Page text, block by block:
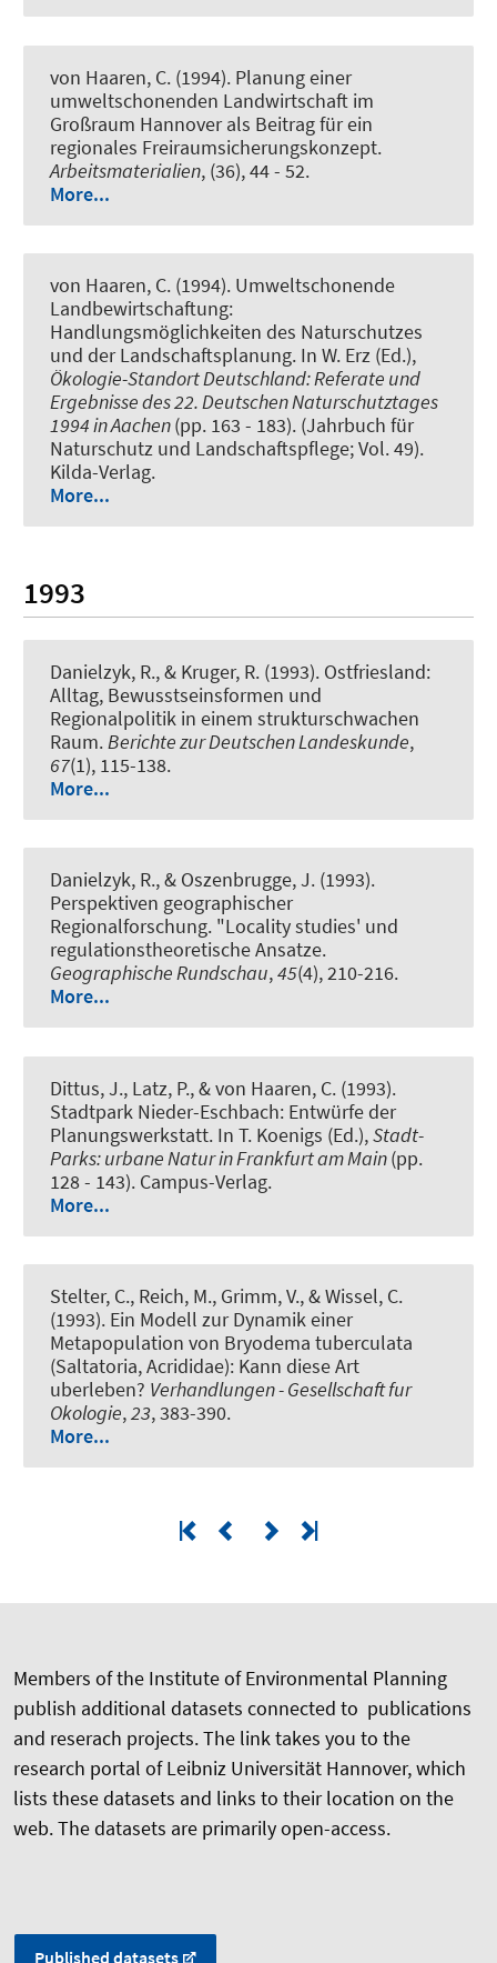
von Haaren, C. (1994). Planung einer
umweltschonenden Landwirtschaft im
Großraum Hannover als Beitrag für ein
regionales Freiraumsicherungskonzept.
Arbeitsmaterialien, (36), 44 - 52.
More...
von Haaren, C. (1994). Umweltschonende
Landbewirtschaftung:
Handlungsmöglichkeiten des Naturschutzes
und der Landschaftsplanung. In W. Erz (Ed.),
Ökologie-Standort Deutschland: Referate und
Ergebnisse des 22. Deutschen Naturschutztages
1994 in Aachen(pp. 163 - 183). (Jahrbuch für
Naturschutz und Landschaftspflege; Vol. 49).
Kilda-Verlag.
More...
1993
Danielzyk, R., & Kruger, R. (1993). Ostfriesland:
Alltag, Bewusstseinsformen und
Regionalpolitik in einem strukturschwachen
Raum.Berichte zur Deutschen Landeskunde,
67(1), 115-138.
More...
Danielzyk, R., & Oszenbrugge, J. (1993).
Perspektiven geographischer
Regionalforschung. "Locality studies' und
regulationstheoretische Ansatze.
Geographische Rundschau,45(4), 210-216.
More...
Dittus, J., Latz, P., & von Haaren, C. (1993).
Stadtpark Nieder-Eschbach: Entwürfe der
Planungswerkstatt. In T. Koenigs (Ed.),Stadt-
Parks: urbane Natur in Frankfurt am Main(pp.
128 - 143). Campus-Verlag.
More...
Stelter, C., Reich, M., Grimm, V., & Wissel, C.
(1993). Ein Modell zur Dynamik einer
Metapopulation von Bryodema tuberculata
(Saltatoria, Acrididae): Kann diese Art
uberleben? Verhandlungen - Gesellschaft fur
Okologie,23, 383-390.
More...
Members of the Institute of Environmental Planning
publish additional datasets connected to publications
and reserach projects. The link takes you to the
research portal of Leibniz Universität Hannover, which
lists these datasets and links to their location on the
web. The datasets are primarily open-access.
Published datasets